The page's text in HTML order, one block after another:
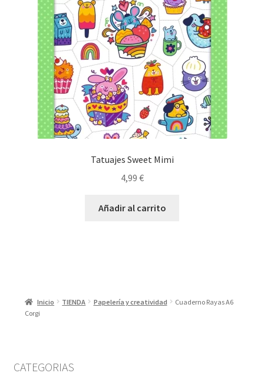
Tatuajes Sweet Mimi
4,99 €
Añadir al carrito
Inicio TIENDA Papelería y creatividad
Cuaderno Rayas A6
Corgi
CATEGORIAS